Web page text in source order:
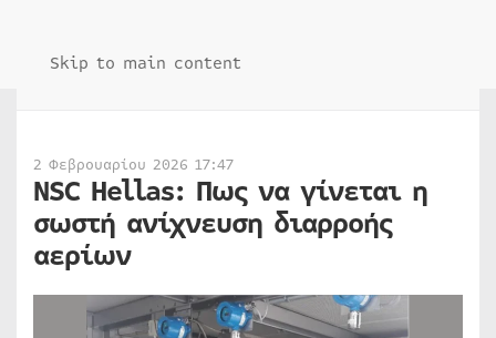
Skip to main content
2 Φεβρουαρίου 2026 17:47
NSC Hellas: Πως να γίνεται η
σωστή ανίχνευση διαρροής
αερίων